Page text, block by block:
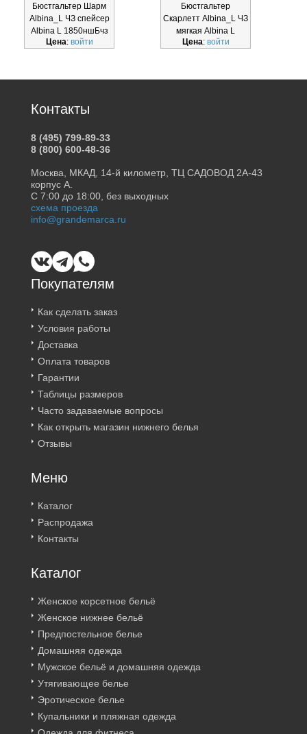
Бюстгальтер Шарм
Albina_L ЧЗ спейсер
Albina L 1850ншБчз
Цена: войти
Бюстгальтер
Скарлетт Albina_L ЧЗ
мягкая Albina L
7008скрБч
Цена: войти
Покупателям
Как сделать заказ
Условия работы
Доставка
Оплата товаров
Гарантии
Таблицы размеров
Часто задаваемые вопросы
Как открыть магазин нижнего белья
Отзывы
Меню
Каталог
Распродажа
Контакты
Каталог
Женское корсетное бельё
Женское нижнее бельё
Предпостельное белье
Домашняя одежда
Мужское бельё и домашняя одежда
Утягивающее белье
Эротическое белье
Купальники и пляжная одежда
Контакты
8 (495) 799-89-33
8 (800) 600-48-36
Москва, МКАД, 14-й километр, ТЦ САДОВОД 2А-43
корпус А.
С 7:00 до 18:00, без выходных
схема проезда
info@grandemarca.ru